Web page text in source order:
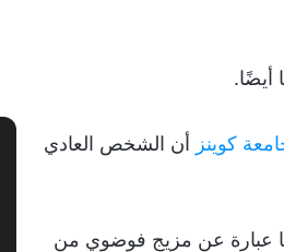
كوينز أن الشخص العادي
عبارة عن مزيج فوضوي من